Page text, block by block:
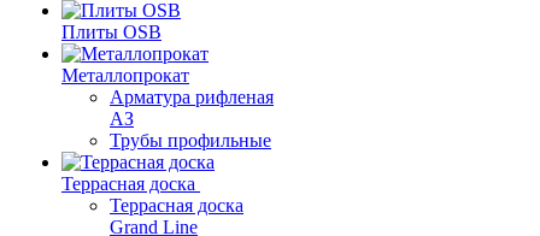
Плиты OSB
Металлопрокат
Арматура рифленая
АЗ
Трубы профильные
Террасная доска
Террасная доска
Grand Line